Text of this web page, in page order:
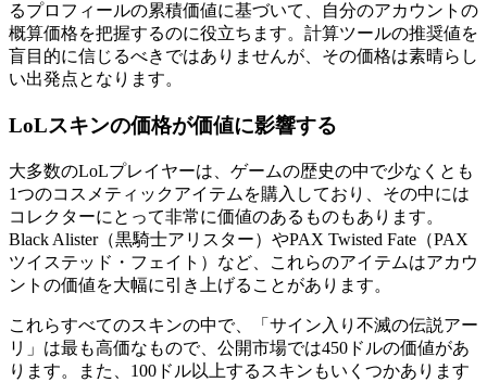
るプロフィールの累積価値に基づいて、自分のアカウントの
概算価格を把握するのに役立ちます。計算ツールの推奨値を
盲目的に信じるべきではありませんが、その価格は素晴らし
い出発点となります。
LoLスキンの価格が価値に影響する
大多数のLoLプレイヤーは、ゲームの歴史の中で少なくとも
1つのコスメティックアイテムを購入しており、その中には
コレクターにとって非常に価値のあるものもあります。
Black Alister（黒騎士アリスター）やPAX Twisted Fate（PAX
ツイステッド・フェイト）など、これらのアイテムはアカウ
ントの価値を大幅に引き上げることがあります。
これらすべてのスキンの中で、「サイン入り不滅の伝説アー
リ」は最も高価なもので、公開市場では450ドルの価値があ
ります。また、100ドル以上するスキンもいくつかあります